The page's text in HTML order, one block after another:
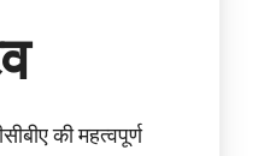
की महत्वपूर्ण